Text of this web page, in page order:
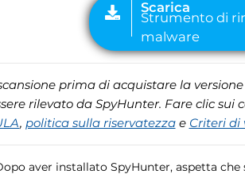
prima di acquistare la
rilevato da SpyHunter. Fare clic
, politica sulla riservatezzae Criteri di
aver installato SpyHunter, aspetta